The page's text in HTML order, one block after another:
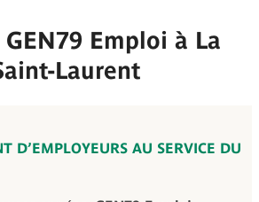
Emploi à La
Laurent
D’EMPLOYEURS AU SERVICE DU